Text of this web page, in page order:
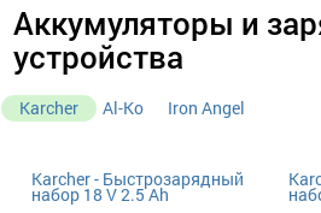
Аккумуляторы и
устройства
Karcher Al-Ko Iron Angel
Karcher - Быстрозарядный
набор 18 V 2.5 Ah